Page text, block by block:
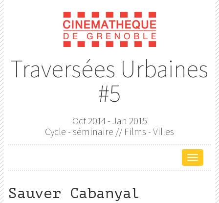
Traversées Urbaines
#5
Oct 2014 - Jan 2015
Cycle - séminaire // Films - Villes
le
Sauver Cabanyal